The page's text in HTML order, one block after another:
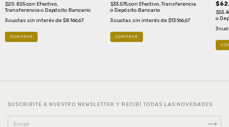
$20.825con Efectivo,
Transferencia o Depósito Bancario
3cuotas sin interés de$8.166,67
$33.575con Efectivo, Transferencia
o Depósito Bancario
3cuotas sin interés de$13.166,67
o
3
SUSCRIBITE A NUESTRO NEWSLETTER Y RECIBÍ TODAS LAS NOVEDADES